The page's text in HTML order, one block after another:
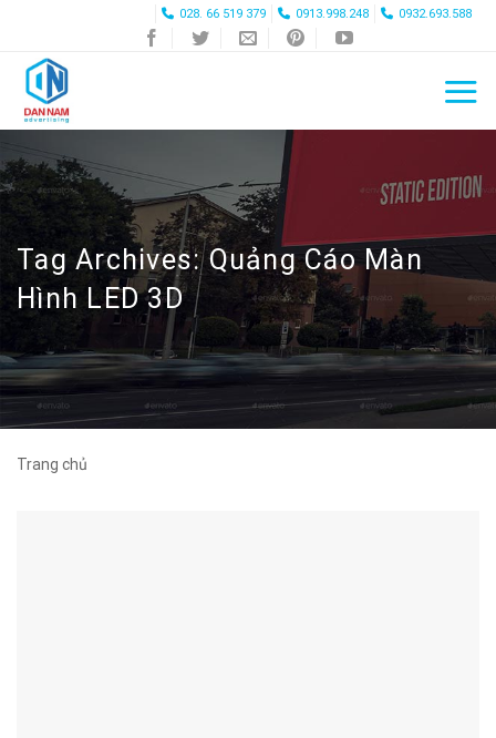
content
028. 66 519 379 0913.998.248 0932.693.588
Tag Archives:Quảng Cáo Màn
Hình LED 3D
Trang chủ